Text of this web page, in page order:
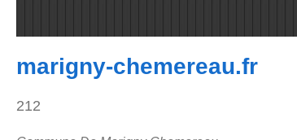
marigny-chemereau.fr
212